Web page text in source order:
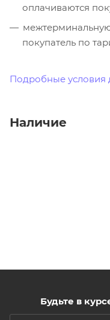
оплачиваются
покупатель по
Подробные условия
Наличие
Будьте в